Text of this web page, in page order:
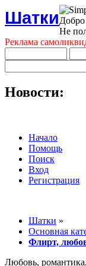
ШаткиДобро
Не
Реклама
Новости:
Начало
Помощь
Поиск
Вход
Регистрация
Шатки »
Основная
Флирт,
Любовь,